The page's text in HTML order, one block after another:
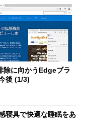
除に向かうEdgeブラ
後 (1/3)
寝具で快適な睡眠をあ